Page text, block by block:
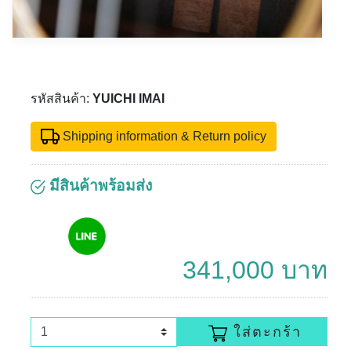
รหัสสินค้า: YUICHI IMAI
Shipping information & Return policy
มีสินค้าพร้อมส่ง
341,000 บาท
ใส่ตะกร้า